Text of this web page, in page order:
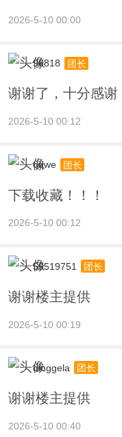
2026-5-10 00:00
96818 团长
谢谢了，十分感谢
2026-5-10 00:12
qqwe 团长
下载收藏！！！
2026-5-10 00:12
59519751 团长
谢谢楼主提供
2026-5-10 00:19
dinggela 团长
谢谢楼主提供
2026-5-10 00:40